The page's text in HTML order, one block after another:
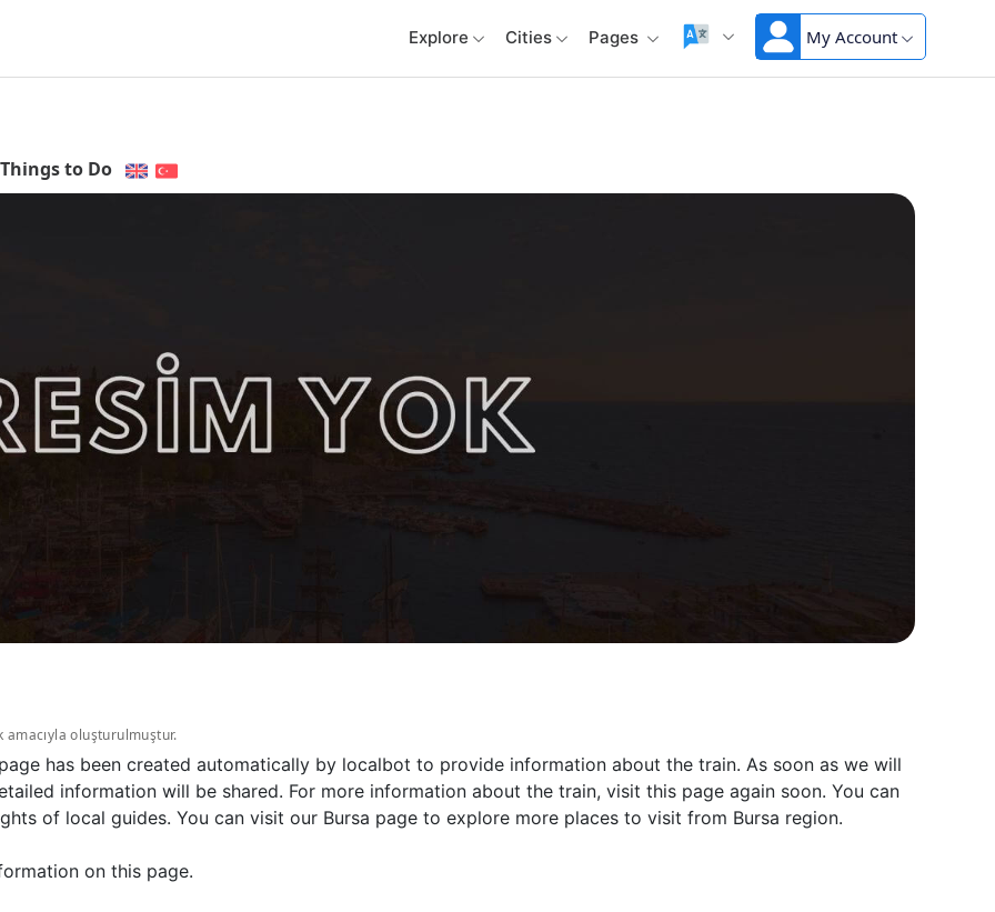
Explore Cities Pages My Account
Things to Do
oluşturulmuştur.
has been created automatically by localbot to provide information about the train. As soon as we will
information will be shared. For more information about the train, visit this page again soon. You can
of local guides. You can visit our Bursa page to explore more places to visit from Bursa region.
on this page.